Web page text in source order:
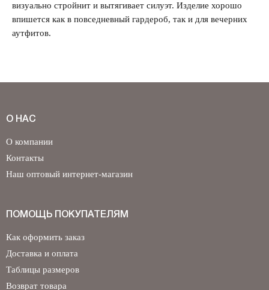
визуально стройнит и вытягивает силуэт. Изделие хорошо
впишется как в повседневный гардероб, так и для вечерних
аутфитов.
О НАС
О компании
Контакты
Наш оптовый интернет-магазин
ПОМОЩЬ ПОКУПАТЕЛЯМ
Как оформить заказ
Доставка и оплата
Таблицы размеров
Возврат товара